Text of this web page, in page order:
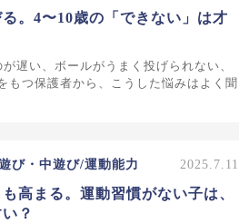
。4〜10歳の「できない」は才
遅い、ボールがうまく投げられない、
つ保護者から、こうした悩みはよく聞
び・中遊び/運動能力 2025.7.11
高まる。運動習慣がない子は、
？